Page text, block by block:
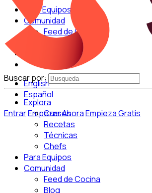
Para Equipos
Comunidad
Feed de Cocina
English
Español
EntrarEmpezar AhoraEmpieza Gratis
Buscar por:
Explora
Cursos
Recetas
Técnicas
Chefs
Para Equipos
Comunidad
Feed de Cocina
Blog